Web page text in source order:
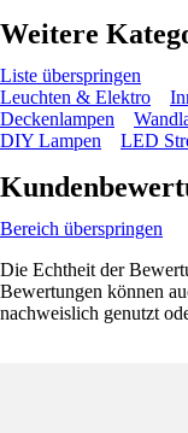
Weitere
Liste überspringen
Leuchten & Elektro
Deckenlampen
DIY Lampen
LED
Bereich überspringen
Die Echtheit der
Bewertungen können
nachweislich genutzt